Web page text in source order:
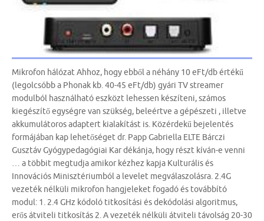
Mikrofon hálózat Ahhoz, hogy ebből a néhány 10 eFt/db értékű
(legolcsóbb a Phonak kb. 40-45 eFt/db) gyári TV streamer
modulból használható eszközt lehessen készíteni, számos
kiegészítő egységre van szükség, beleértve a gépészeti , illetve
akkumulátoros adaptert kialakítást is. Közérdekű bejelentés
formájában kap lehetőséget dr. Papp Gabriella ELTE Bárczi
Gusztáv Gyógypedagógiai Kar dékánja, hogy részt kíván-e venni
… a többit megtudja amikor kézhez kapja Kulturális és
Innovációs Minisztériumból a levelet megválaszolásra. 2.4G
vezeték nélküli mikrofon hangjeleket fogadó és továbbító
modul: 1. 2.4 GHz kódoló titkosítási és dekódolási algoritmus,
erős átviteli titkosítás 2. A vezeték nélküli átviteli távolság 20-30